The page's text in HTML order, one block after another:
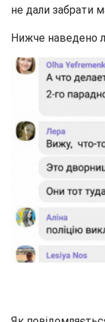
не дали забрати
Нижче наведено